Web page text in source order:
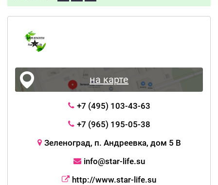
на карте
+7 (495) 103-43-63
+7 (965) 195-05-38
Зеленоград, п. Андреевка, дом 5 В
info@star-life.su
http://www.star-life.su